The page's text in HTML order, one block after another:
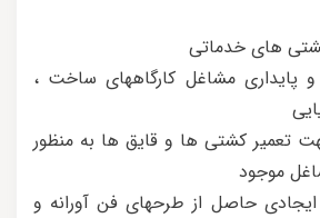
های خدماتی
پایداری مشاغل کارگاههای ساخت ،
تعمیر کشتی ها و قایق ها به منظور
موجود
حاصل از طرحهای فن آورانه و